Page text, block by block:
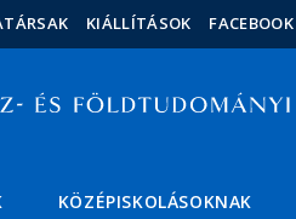
KIÁLLÍTÁSOK FACEBOOK
KÖZÉPISKOLÁSOKNAK